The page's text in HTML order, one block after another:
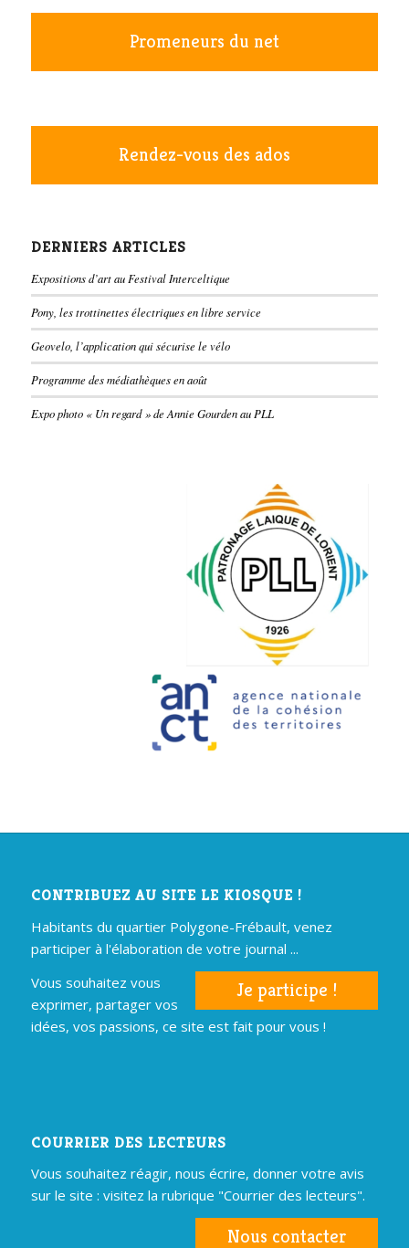
Promeneurs du net
Rendez-vous des ados
DERNIERS ARTICLES
Expositions d’art au Festival Interceltique
Pony, les trottinettes électriques en libre service
Geovelo, l’application qui sécurise le vélo
Programme des médiathèques en août
Expo photo « Un regard » de Annie Gourden au PLL
CONTRIBUEZ AU SITE LE KIOSQUE !
Habitants du quartier Polygone-Frébault, venez
participer à l'élaboration de votre journal ...
Je participe !
Vous souhaitez vous
exprimer, partager vos
idées, vos passions, ce site est fait pour vous !
COURRIER DES LECTEURS
Vous souhaitez réagir, nous écrire, donner votre avis
sur le site : visitez la rubrique "Courrier des lecteurs".
Nous contacter